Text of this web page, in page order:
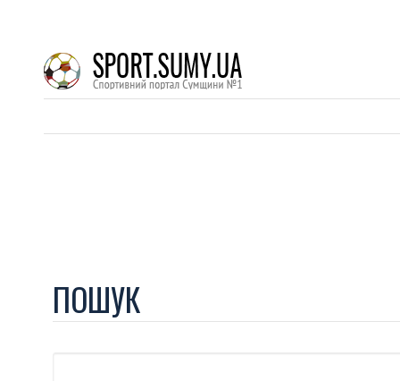
ПОШУК